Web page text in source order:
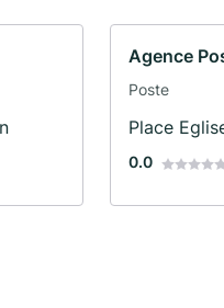
Agence
Poste
Place
0.0